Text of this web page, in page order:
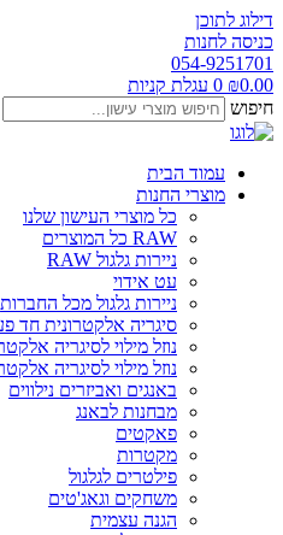
דילוג לתוכן
כניסה לחנות
054-9251701
₪0.00
0 עגלת קניות
חיפוש
עמוד הבית
מוצרי החנות
כל מוצרי העישון שלנו
RAW כל המוצרים
ניירות גלגול RAW
עט אידוי
ניירות גלגול מכל החברות
סיגריה אלקטרונית חד
נוזל מילוי לסיגריה
נוזל מילוי לסיגריה
באנגים ואביזרים נילווים
מבחנות לבאנג
פאקטים
מקטרות
פילטרים לגלגול
משחקים וגאג'טים
הגנה עצמית